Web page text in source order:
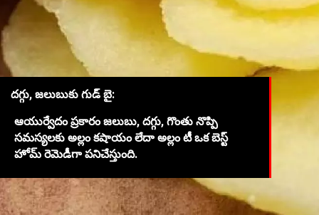
దగ్గు, జలుబుకు గుడ్ బై:
ఆయుర్వేదం ప్రకారం జలుబు, దగ్గు, గొంతు నొప్పి
సమస్యలకు అల్లం కషాయం లేదా అల్లం టీ ఒక బెస్ట్
హోమ్ రెమెడీగా పనిచేస్తుంది.